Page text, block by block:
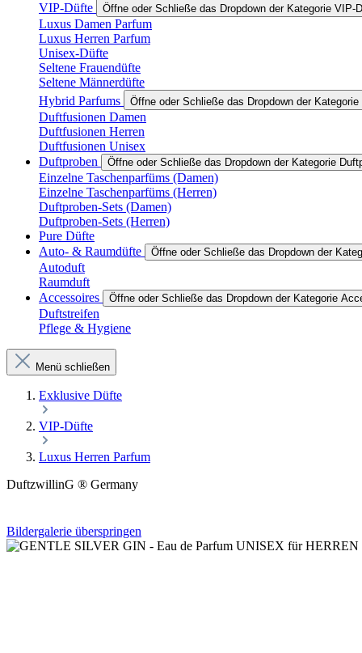
VIP-Düfte Öffne oder Schließe das Dropdown der Kategorie VIP-
Luxus Damen Parfum
Luxus Herren Parfum
Unisex-Düfte
Seltene Frauendüfte
Seltene Männerdüfte
Hybrid Parfums
Öffne oder Schließe das Dropdown der
Duftfusionen Damen
Duftfusionen Herren
Duftfusionen Unisex
Duftproben
Öffne oder Schließe das Dropdown der Kategorie
Einzelne Taschenparfüms (Damen)
Einzelne Taschenparfüms (Herren)
Duftproben-Sets (Damen)
Duftproben-Sets (Herren)
Pure Düfte
Auto- & Raumdüfte
Öffne oder Schließe das Dropdown der
Autoduft
Raumduft
Accessoires
Öffne oder Schließe das Dropdown der Kategorie
Duftstreifen
Pflege & Hygiene
Menü schließen
Exklusive Düfte
VIP-Düfte
Luxus Herren Parfum
DuftzwillinG ® Germany
Bildergalerie überspringen